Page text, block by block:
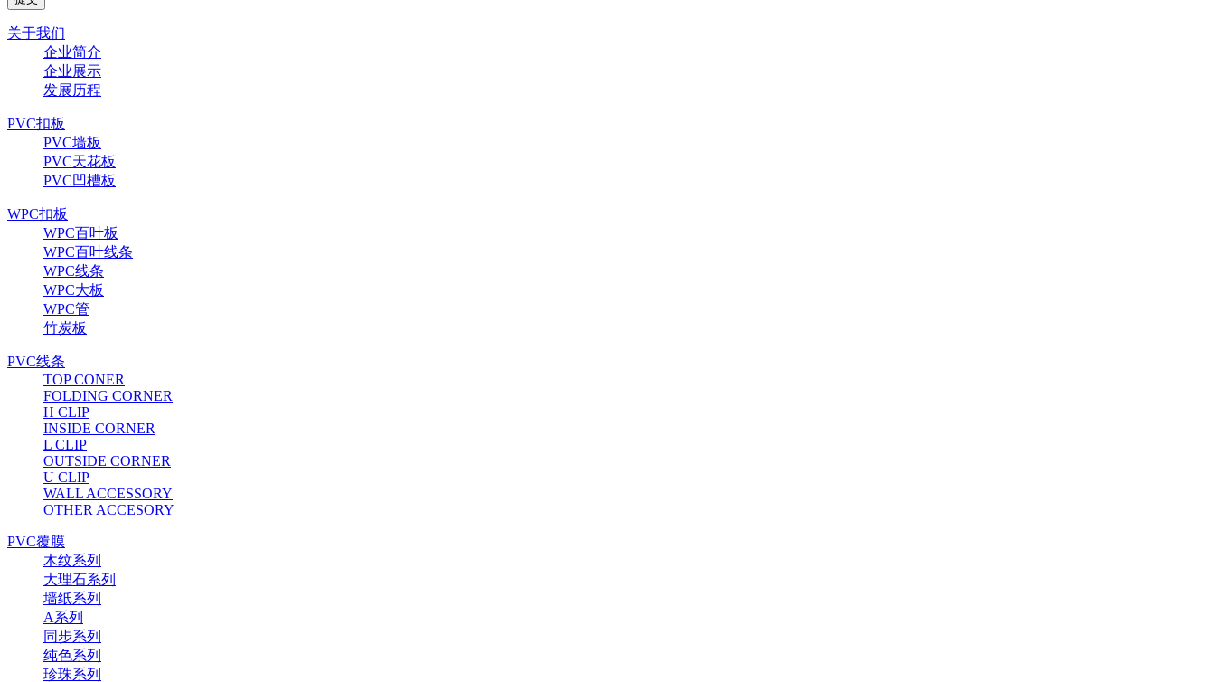
关于我们
企业简介
企业展示
发展历程
PVC扣板
PVC墙板
PVC天花板
PVC凹槽板
WPC扣板
WPC百叶板
WPC百叶线条
WPC线条
WPC大板
WPC管
竹炭板
PVC线条
TOP CONER
FOLDING CORNER
H CLIP
INSIDE CORNER
L CLIP
OUTSIDE CORNER
U CLIP
WALL ACCESSORY
OTHER ACCESORY
PVC覆膜
木纹系列
大理石系列
墙纸系列
A系列
同步系列
纯色系列
珍珠系列